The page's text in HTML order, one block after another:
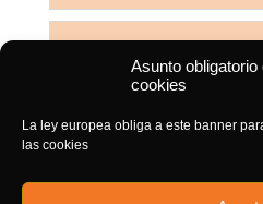
Asunto obligatorio
cookies
La ley europea obliga a este banner
las cookies
¿Es un escape room